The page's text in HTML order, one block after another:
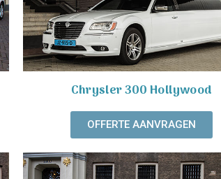
Chrysler 300 Hollywood
OFFERTE AANVRAGEN